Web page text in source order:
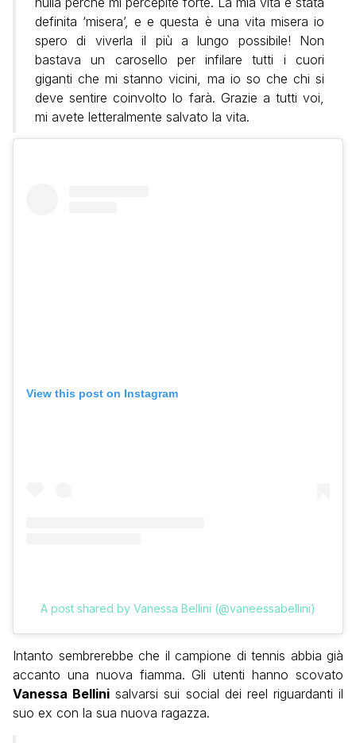
definita ‘misera’, e e questa è una vita misera io
spero di viverla il più a lungo possibile! Non
bastava un carosello per infilare tutti i cuori
giganti che mi stanno vicini, ma io so che chi si
deve sentire coinvolto lo farà. Grazie a tutti voi,
mi avete letteralmente salvato la vita.
View this post on Instagram
A post shared by Vanessa Bellini (@vaneessabellini)
Intanto sembrerebbe che il campione di tennis abbia già
accanto una nuova fiamma. Gli utenti hanno scovato
Vanessa Bellini salvarsi sui social dei reel riguardanti il
suo ex con la sua nuova ragazza.